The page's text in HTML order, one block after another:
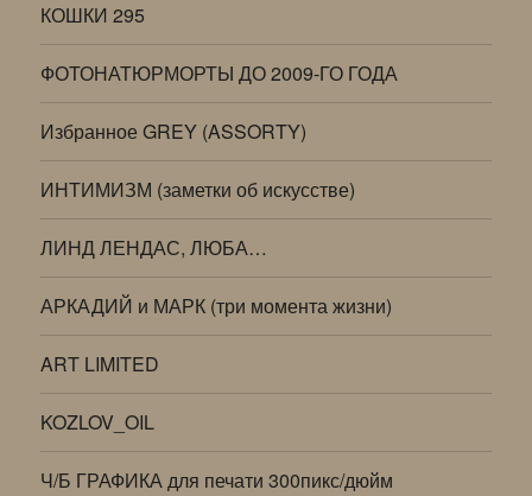
КОШКИ 295
ФОТОНАТЮРМОРТЫ ДО 2009-ГО ГОДА
Избранное GREY (ASSORTY)
ИНТИМИЗМ (заметки об искусстве)
ЛИНД ЛЕНДАС, ЛЮБА…
АРКАДИЙ и МАРК (три момента жизни)
ART LIMITED
KOZLOV_OIL
Ч/Б ГРАФИКА для печати 300пикс/дюйм